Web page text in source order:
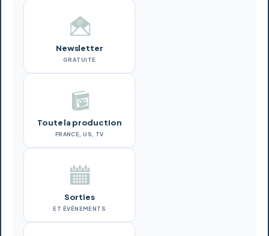
Newsletter
GRATUITE
Toute la production
FRANCE, US, TV
Sorties
ET ÉVÉNEMENTS